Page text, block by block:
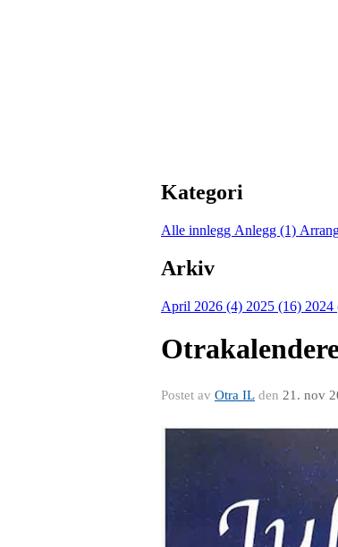
Kategori
Alle innlegg Anlegg (1)
Arkiv
April 2026 (4) 2025 (16) 2024
Postet av Otra IL den 21. nov